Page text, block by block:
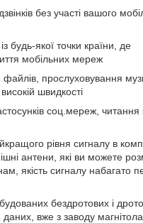
без участі вашого
будь-якої точки країни, де
мобільних мереж
прослуховування
швидкості
соц.мереж,
рівня сигналу в
антени, які ви можете
якість сигналу набагато
бездротових і
вже з заводу